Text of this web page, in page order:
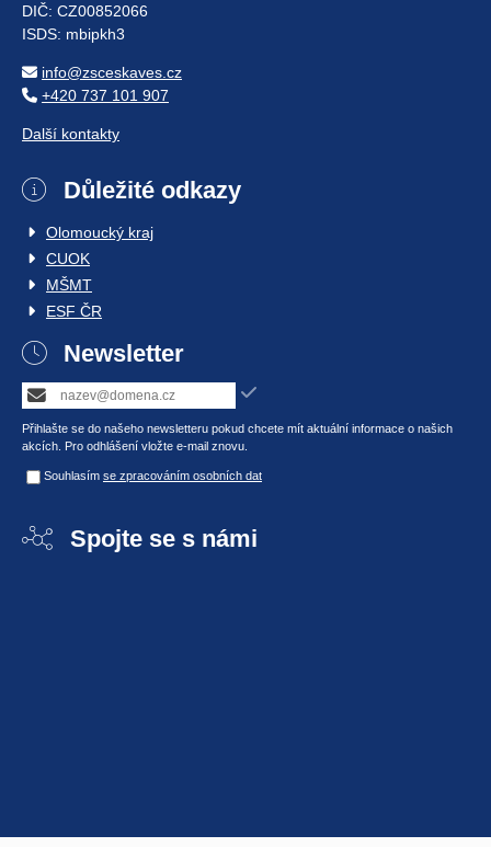
DIČ: CZ00852066
ISDS: mbipkh3
info@zsceskaves.cz
+420 737 101 907
Další kontakty
Důležité odkazy
Olomoucký kraj
CUOK
MŠMT
ESF ČR
Newsletter
Přihlašte se do našeho newsletteru pokud chcete mít aktuální informace o našich
akcích. Pro odhlášení vložte e-mail znovu.
Souhlasím se zpracováním osobních dat
Spojte se s námi